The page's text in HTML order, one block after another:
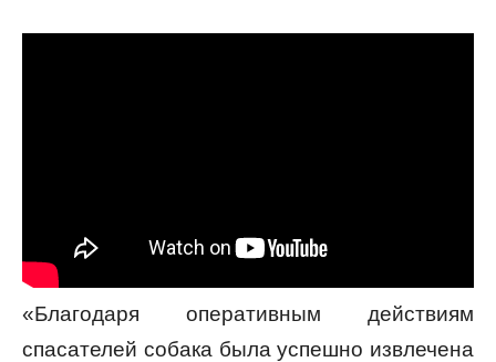
«Благодаря оперативным действиям
спасателей собака была успешно извлечена